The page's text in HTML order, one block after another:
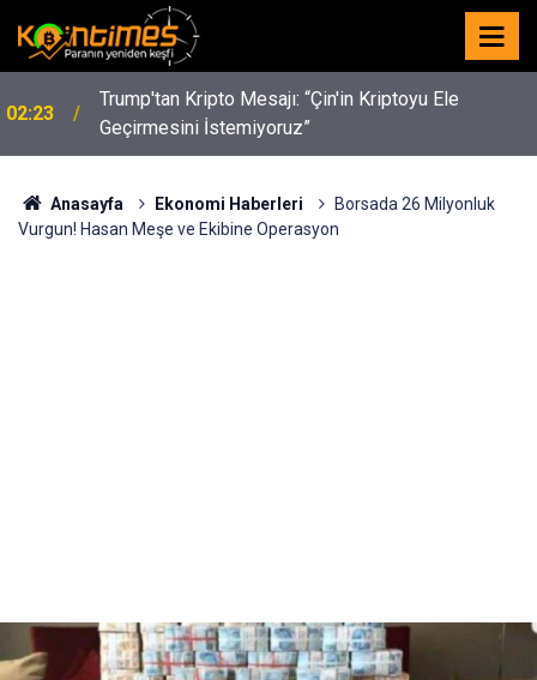
02:23
Trump'tan Kripto Mesajı: “Çin'in Kriptoyu Ele
Geçirmesini İstemiyoruz”
Anasayfa Ekonomi Haberleri
Borsada 26 Milyonluk
Vurgun! Hasan Meşe ve Ekibine Operasyon